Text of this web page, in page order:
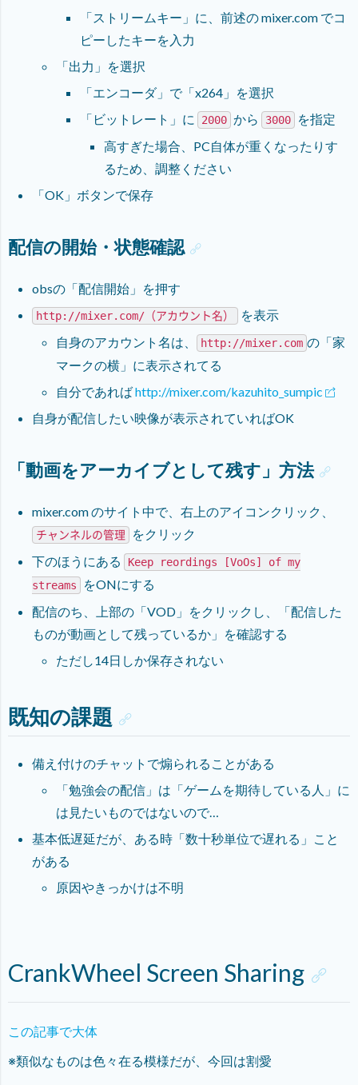
「ストリームキー」に、前述の mixer.com でコ
ピーしたキーを入力
「出力」を選択
「エンコーダ」で「x264」を選択
「ビットレート」に
2000 から 3000
を指定
高すぎた場合、PC自体が重くなったりす
るため、調整ください
「OK」ボタンで保存
配信の開始・状態確認
obsの「配信開始」を押す
http://mixer.com/（アカウント名）
を表示
自身のアカウント名は、
http://mixer.com の「家
マークの横」に表示されてる
自分であればhttp://mixer.com/kazuhito_sumpic
自身が配信したい映像が表示されていればOK
「動画をアーカイブとして残す」方法
mixer.com のサイト中で、右上のアイコンクリック、
チャンネルの管理
をクリック
下のほうにある
Keep reordings [VoOs] of my
streams
をONにする
配信のち、上部の「VOD」をクリックし、「配信した
ものが動画として残っているか」を確認する
ただし14日しか保存されない
既知の課題
備え付けのチャットで煽られることがある
「勉強会の配信」は「ゲームを期待している人」に
は見たいものではないので…
基本低遅延だが、ある時「数十秒単位で遅れる」こと
がある
原因やきっかけは不明
CrankWheel Screen Sharing
この記事で大体
※類似なものは色々在る模様だが、今回は割愛